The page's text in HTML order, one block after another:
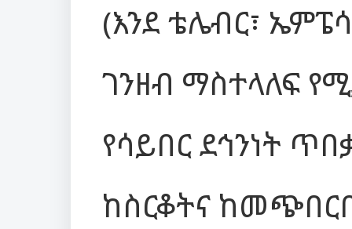
(እንደ ቴሌብር፣
ገንዘብ ማስተላለፍ
የሳይበር ደኅንነት
ከስርቆትና